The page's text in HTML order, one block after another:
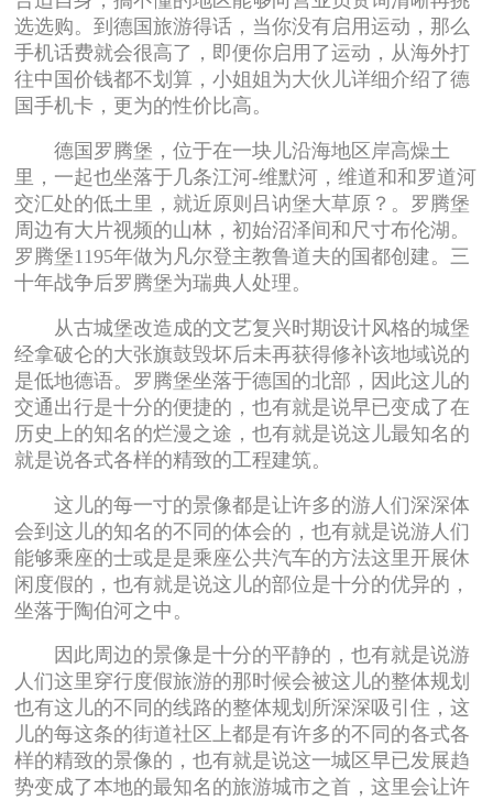
选选购。到德国旅游得话，当你没有启用运动，那么
手机话费就会很高了，即便你启用了运动，从海外打
往中国价钱都不划算，小姐姐为大伙儿详细介绍了德
国手机卡，更为的性价比高。
德国罗腾堡，位于在一块儿沿海地区岸高燥土
里，一起也坐落于几条江河-维默河，维道和和罗道河
交汇处的低土里，就近原则吕讷堡大草原？。罗腾堡
周边有大片视频的山林，初始沼泽间和尺寸布伦湖。
罗腾堡1195年做为凡尔登主教鲁道夫的国都创建。三
十年战争后罗腾堡为瑞典人处理。
从古城堡改造成的文艺复兴时期设计风格的城堡
经拿破仑的大张旗鼓毁坏后未再获得修补该地域说的
是低地德语。罗腾堡坐落于德国的北部，因此这儿的
交通出行是十分的便捷的，也有就是说早已变成了在
历史上的知名的烂漫之途，也有就是说这儿最知名的
就是说各式各样的精致的工程建筑。
这儿的每一寸的景像都是让许多的游人们深深体
会到这儿的知名的不同的体会的，也有就是说游人们
能够乘座的士或是是乘座公共汽车的方法这里开展休
闲度假的，也有就是说这儿的部位是十分的优异的，
坐落于陶伯河之中。
因此周边的景像是十分的平静的，也有就是说游
人们这里穿行度假旅游的那时候会被这儿的整体规划
也有这儿的不同的线路的整体规划所深深吸引住，这
儿的每这条的街道社区上都是有许多的不同的各式各
样的精致的景像的，也有就是说这一城区早已发展趋
势变成了本地的最知名的旅游城市之首，这里会让许